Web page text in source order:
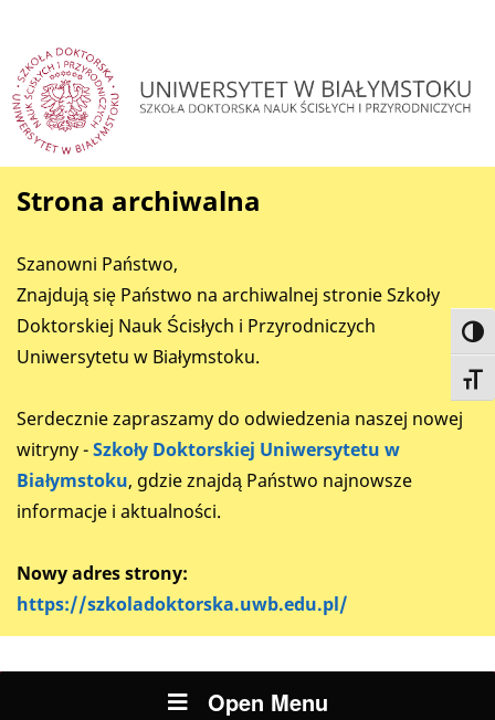
Strona archiwalna
Szanowni Państwo,
Znajdują się Państwo na archiwalnej stronie Szkoły
Doktorskiej Nauk Ścisłych i Przyrodniczych
Uniwersytetu w Białymstoku.
Serdecznie zapraszamy do odwiedzenia naszej nowej
witryny -Szkoły Doktorskiej Uniwersytetu w
Białymstoku, gdzie znajdą Państwo najnowsze
informacje i aktualności.
Nowy adres strony:
https://szkoladoktorska.uwb.edu.pl/
Open Menu